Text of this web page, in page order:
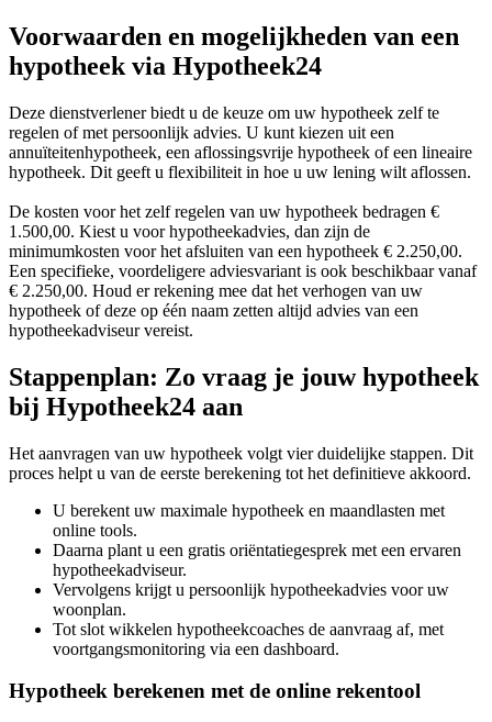
Voorwaarden en mogelijkheden van een
hypotheek via Hypotheek24
Deze dienstverlener biedt u de keuze om uw hypotheek zelf te
regelen of met persoonlijk advies. U kunt kiezen uit een
annuïteitenhypotheek, een aflossingsvrije hypotheek of een lineaire
hypotheek. Dit geeft u flexibiliteit in hoe u uw lening wilt aflossen.
De kosten voor het zelf regelen van uw hypotheek bedragen €
1.500,00. Kiest u voor hypotheekadvies, dan zijn de
minimumkosten voor het afsluiten van een hypotheek € 2.250,00.
Een specifieke, voordeligere adviesvariant is ook beschikbaar vanaf
€ 2.250,00. Houd er rekening mee dat het verhogen van uw
hypotheek of deze op één naam zetten altijd advies van een
hypotheekadviseur vereist.
Stappenplan: Zo vraag je jouw hypotheek
bij Hypotheek24 aan
Het aanvragen van uw hypotheek volgt vier duidelijke stappen. Dit
proces helpt u van de eerste berekening tot het definitieve akkoord.
U berekent uw maximale hypotheek en maandlasten met
online tools.
Daarna plant u een gratis oriëntatiegesprek met een ervaren
hypotheekadviseur.
Vervolgens krijgt u persoonlijk hypotheekadvies voor uw
woonplan.
Tot slot wikkelen hypotheekcoaches de aanvraag af, met
voortgangsmonitoring via een dashboard.
Hypotheek berekenen met de online rekentool